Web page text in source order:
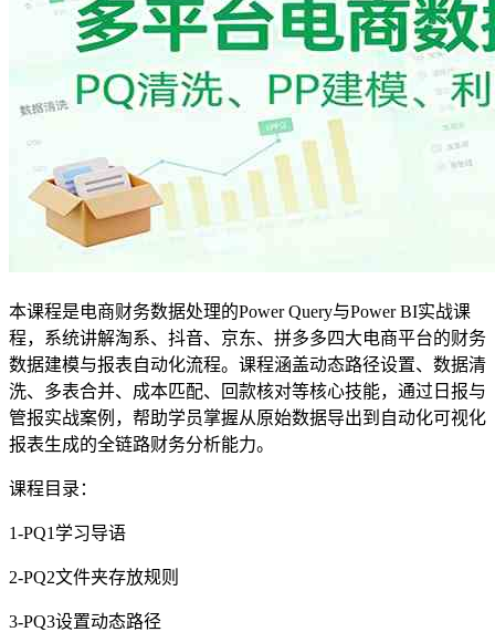
本课程是电商财务数据处理的Power Query与Power BI实战课
程，系统讲解淘系、抖音、京东、拼多多四大电商平台的财务
数据建模与报表自动化流程。课程涵盖动态路径设置、数据清
洗、多表合并、成本匹配、回款核对等核心技能，通过日报与
管报实战案例，帮助学员掌握从原始数据导出到自动化可视化
报表生成的全链路财务分析能力。
课程目录：
1-PQ1学习导语
2-PQ2文件夹存放规则
3-PQ3设置动态路径